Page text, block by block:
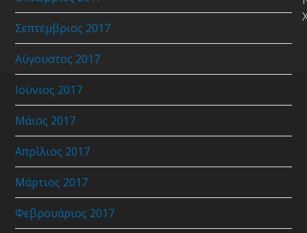
Σεπτέμβριος 2017
Αύγουστος 2017
Ιούνιος 2017
Μάιος 2017
Απρίλιος 2017
Μάρτιος 2017
Φεβρουάριος 2017